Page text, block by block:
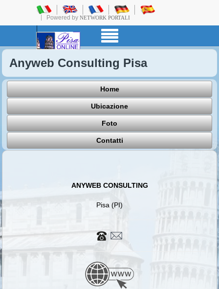
Powered by NETWORK PORTALI
Anyweb Consulting Pisa
Home
Ubicazione
Foto
Contatti
ANYWEB CONSULTING
Pisa (PI)